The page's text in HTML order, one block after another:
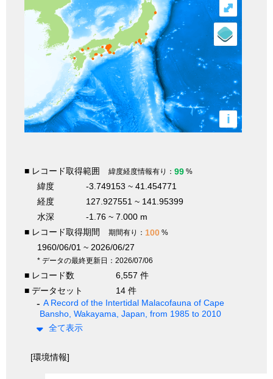
i
⤢
■ レコード取得範囲 緯度経度情報有り： 99 %
緯度
-3.749153 ~ 41.454771
経度
127.927551 ~ 141.95399
水深
-1.76 ~ 7.000 m
■ レコード取得期間
期間有り： 100 %
1960/06/01 ~ 2026/06/27
* データの最終更新日：2026/07/06
■ レコード数
6,557 件
■ データセット
14 件
A Record of the Intertidal Malacofauna of Cape
Bansho, Wakayama, Japan, from 1985 to 2010
全て表示
[環境情報]